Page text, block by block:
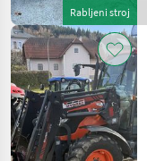
Rabljeni stroj